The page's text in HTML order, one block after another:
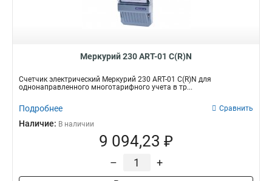
Меркурий 230 АRT-01 С(R)N
Счетчик электрический Меркурий 230 АRT-01 С(R)N для
однонаправленного многотарифного учета в тр...
Подробнее Сравнить
Наличие: В наличии
9 094,23 ₽
– +